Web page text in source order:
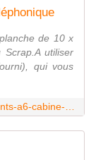
de 10 x
utiliser
qui vous